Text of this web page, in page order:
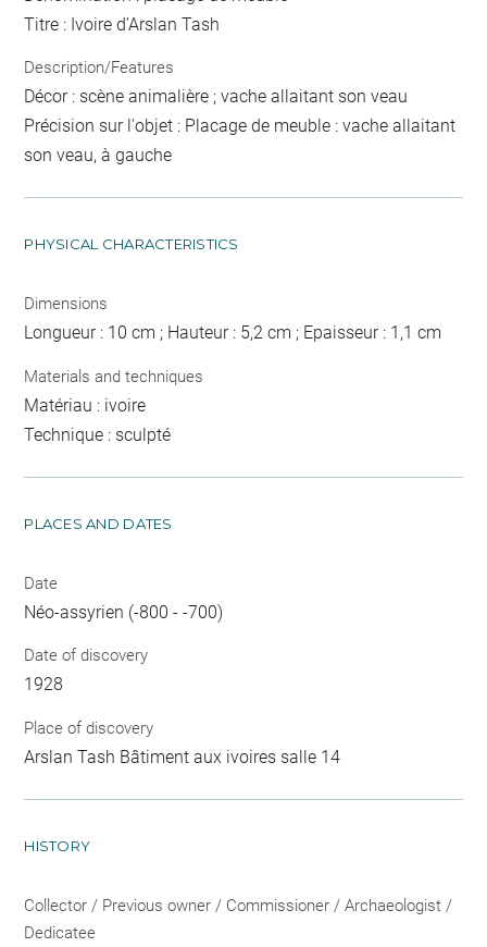
Titre : Ivoire d’Arslan Tash
Description/Features
Décor : scène animalière ; vache allaitant son veau
Précision sur l'objet : Placage de meuble : vache allaitant
son veau, à gauche
PHYSICAL CHARACTERISTICS
Dimensions
Longueur : 10 cm ; Hauteur : 5,2 cm ; Epaisseur : 1,1 cm
Materials and techniques
Matériau : ivoire
Technique : sculpté
PLACES AND DATES
Date
Néo-assyrien (-800 - -700)
Date of discovery
1928
Place of discovery
Arslan Tash Bâtiment aux ivoires salle 14
HISTORY
Collector / Previous owner / Commissioner / Archaeologist /
Dedicatee